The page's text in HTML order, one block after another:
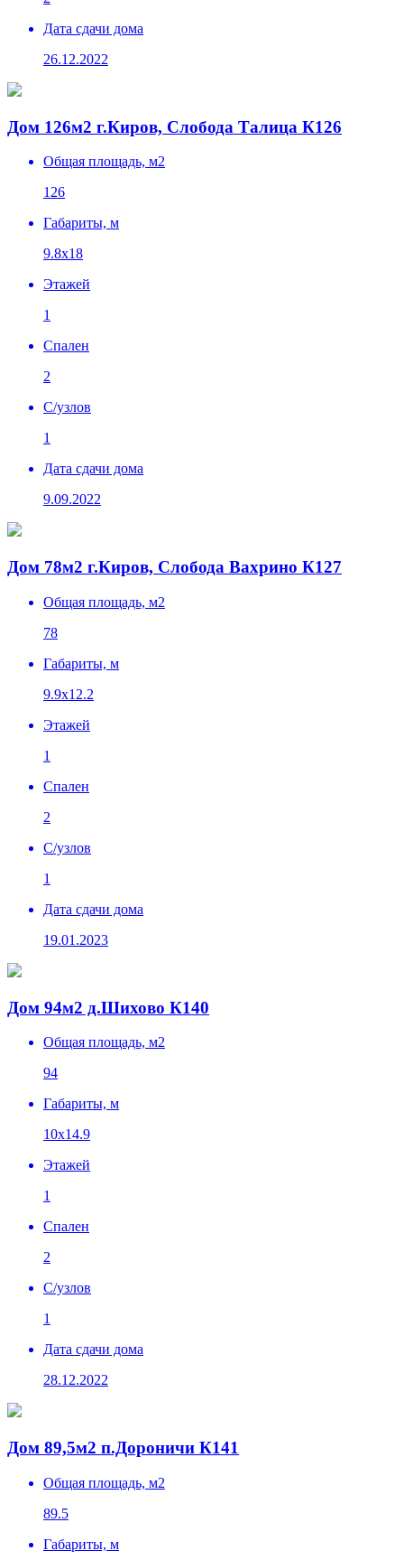
Дата сдачи дома
26.12.2022
Дом 126м2 г.Киров, Слобода Талица К126
Общая площадь, м2
126
Габариты, м
9.8х18
Этажей
1
Спален
2
C/узлов
1
Дата сдачи дома
9.09.2022
Дом 78м2 г.Киров, Слобода Вахрино К127
Общая площадь, м2
78
Габариты, м
9.9x12.2
Этажей
1
Спален
2
C/узлов
1
Дата сдачи дома
19.01.2023
Дом 94м2 д.Шихово К140
Общая площадь, м2
94
Габариты, м
10х14.9
Этажей
1
Спален
2
C/узлов
1
Дата сдачи дома
28.12.2022
Дом 89,5м2 п.Дороничи К141
Общая площадь, м2
89.5
Габариты, м